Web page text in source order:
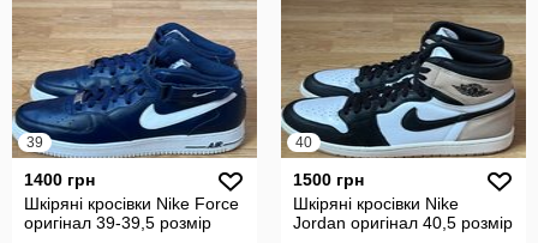
39
1400 грн
Шкіряні кросівки Nike Force
оригінал 39-39,5 розмір
40
1500 грн
Шкіряні кросівки Nike
Jordan оригінал 40,5 розмір